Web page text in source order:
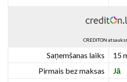
CREDITON
Saņemšanas laiks
15
Pirmais bez maksas
Jā